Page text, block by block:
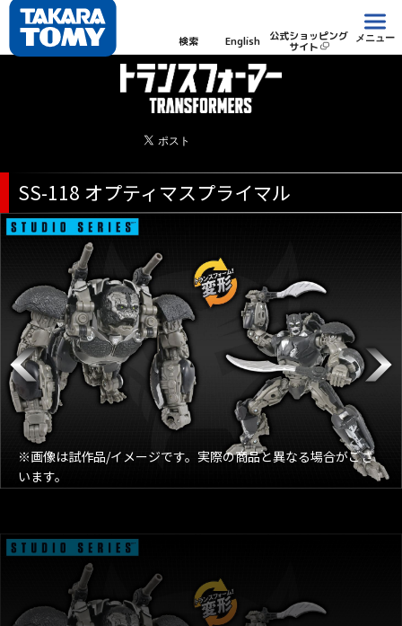
検索 English 公式ショッピング
サイト
メニュー
SS-118 オプティマスプライマル
※画像は試作品/イメージです。実際の商品と異なる場合がござ
います。